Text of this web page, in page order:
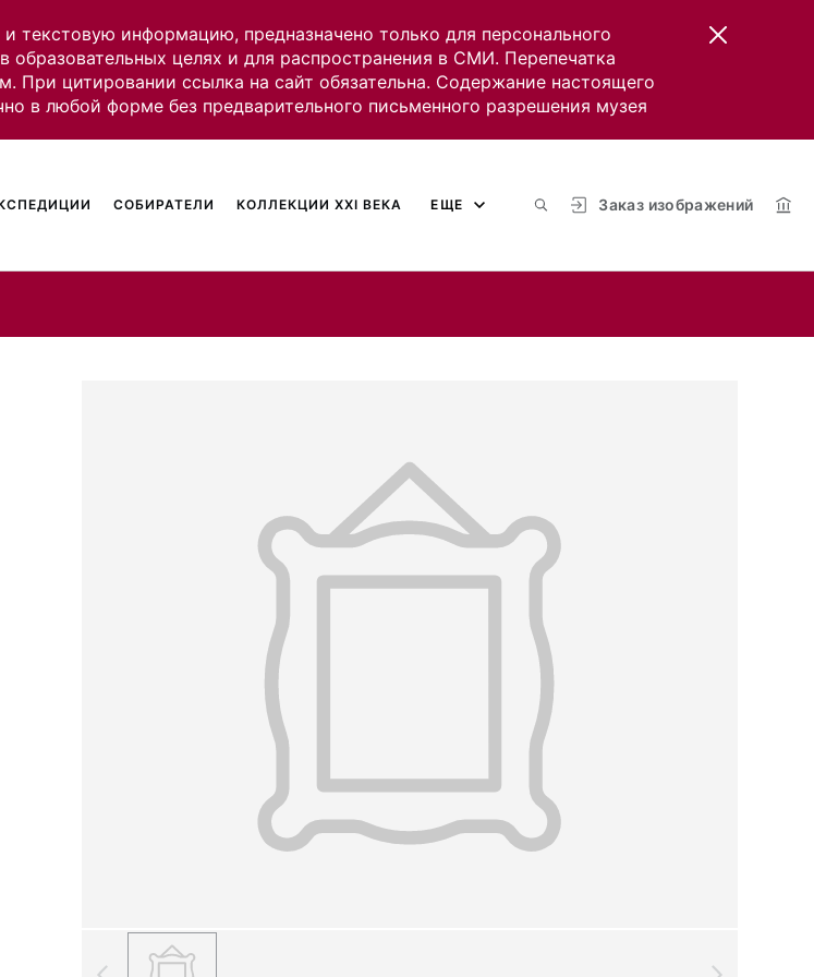
текстовую информацию, предназначено только для персонального
образовательных целях и для распространения в СМИ. Перепечатка
При цитировании ссылка на сайт обязательна. Содержание настоящего
в любой форме без предварительного письменного разрешения музея
Заказ изображений
СОБИРАТЕЛИ КОЛЛЕКЦИИ XXI ВЕКА ЕЩЕ